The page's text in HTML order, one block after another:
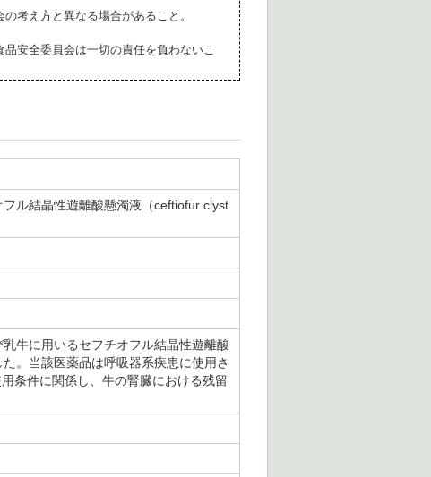
考え方と異なる場合があること。
安全委員会は一切の責任を負わないこ
ル結晶性遊離酸懸濁液（ceftiofur clyst
牛に用いるセフチオフル結晶性遊離酸
。当該医薬品は呼吸器系疾患に使用さ
条件に関係し、牛の腎臓における残留